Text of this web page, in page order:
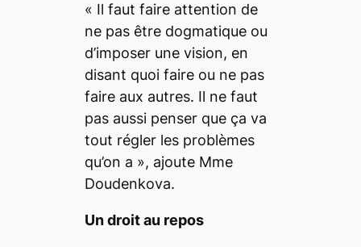
« Il faut faire attention de
ne pas être dogmatique ou
d’imposer une vision, en
disant quoi faire ou ne pas
faire aux autres. Il ne faut
pas aussi penser que ça va
tout régler les problèmes
qu’on a », ajoute Mme
Doudenkova.
Un droit au repos